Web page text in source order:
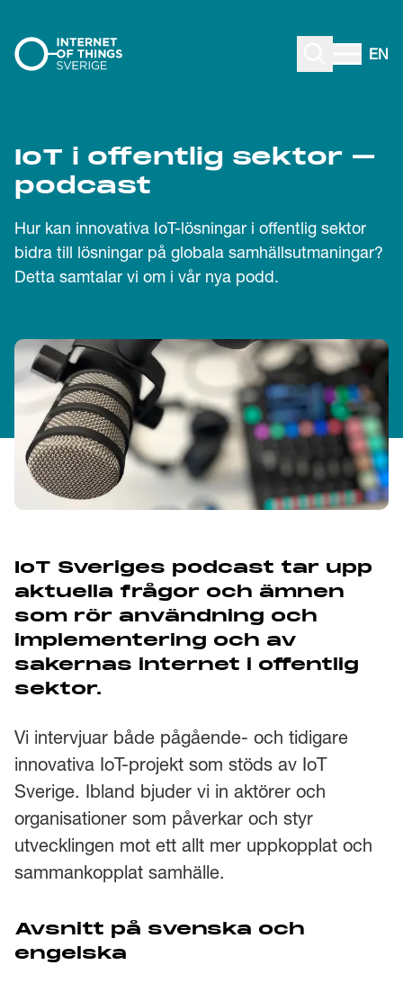
Gå till innehåll
EN
IoT i offentlig sektor –
podcast
Hur kan innovativa IoT-lösningar i offentlig sektor
bidra till lösningar på globala samhällsutmaningar?
Detta samtalar vi om i vår nya podd.
IoT Sveriges podcast tar upp
aktuella frågor och ämnen
som rör användning och
implementering och av
sakernas internet i offentlig
sektor.
Vi intervjuar både pågående- och tidigare
innovativa IoT-projekt som stöds av IoT
Sverige. Ibland bjuder vi in aktörer och
organisationer som påverkar och styr
utvecklingen mot ett allt mer uppkopplat och
sammankopplat samhälle.
Avsnitt på svenska och
engelska